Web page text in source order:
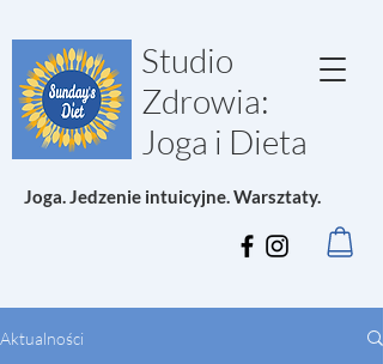
Studio
Zdrowia:
Joga i Dieta
Joga. Jedzenie intuicyjne. Warsztaty.
Aktualności